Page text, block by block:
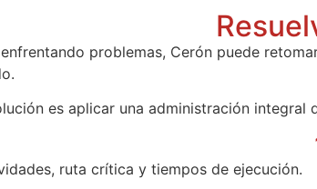
problemas, Cerón puede
es aplicar una administración integral
ruta crítica y tiempos de ejecución.